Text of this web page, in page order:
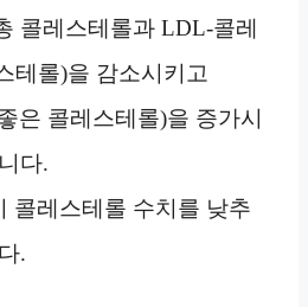
콜레스테롤과 LDL-콜레
테롤)을 감소시키고
은 콜레스테롤)을 증가시
다.
콜레스테롤 수치를 낮추
.